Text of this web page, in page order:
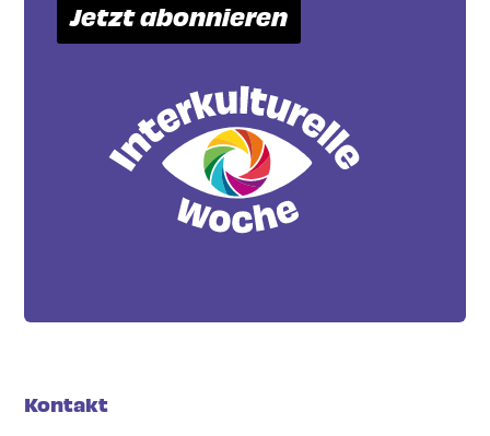
Jetzt abonnieren
Kontakt